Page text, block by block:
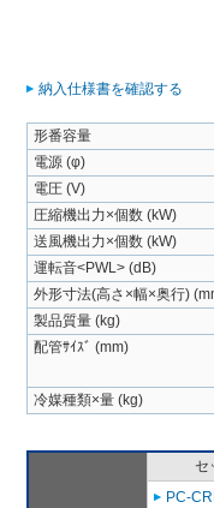
納入仕様書を確認する
形番容量
電源 (φ)
電圧 (V)
圧縮機出力×個数 (kW)
送風機出力×個数 (kW)
運転音<PWL> (dB)
外形寸法(高さ×幅×奥行)
製品質量 (kg)
配管ｻｲｽﾞ (mm)
冷媒種類×量 (kg)
セ
PC-